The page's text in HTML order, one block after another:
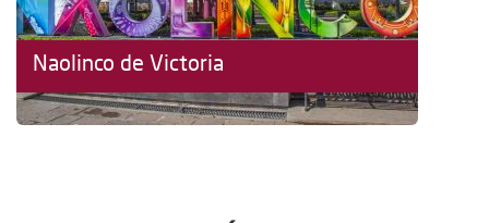
Naolinco de Victoria